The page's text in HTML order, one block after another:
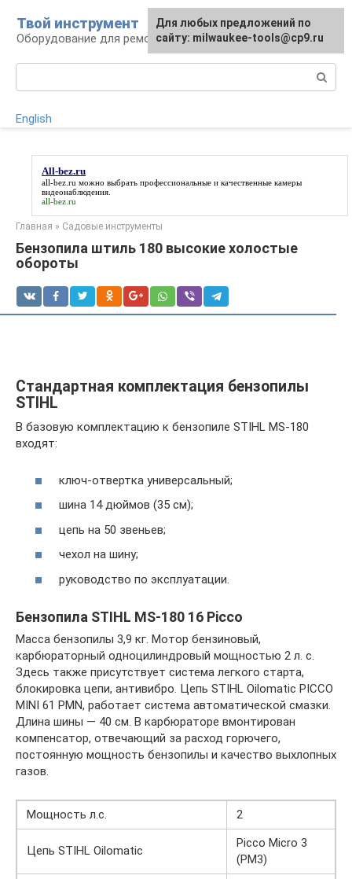
контенту
Твой инструмент
Оборудование для ремонтных работ
English
All-bez.ru
all-bez.ru можно выбрать профессиональные и качественные камеры
видеонаблюдения.
all-bez.ru
Главная » Садовые инструменты
Бензопила штиль 180 высокие холостые
обороты
Стандартная комплектация бензопилы
STIHL
В базовую комплектацию к бензопиле STIHL MS-180
входят:
ключ-отвертка универсальный;
шина 14 дюймов (35 см);
цепь на 50 звеньев;
чехол на шину;
руководство по эксплуатации.
Бензопила STIHL MS-180 16 Picco
Масса бензопилы 3,9 кг. Мотор бензиновый,
карбюраторный одноцилиндровый мощностью 2 л. с.
Здесь также присутствует система легкого старта,
блокировка цепи, антивибро. Цепь STIHL Oilomatic PICCO
MINI 61 PMN, работает система автоматической смазки.
Длина шины — 40 см. В карбюраторе вмонтирован
компенсатор, отвечающий за расход горючего,
постоянную мощность бензопилы и качество выхлопных
газов.
Мощность л.с. 2
Цепь STIHL Oilomatic
Picco Micro 3
(PM3)
Для любых предложений по
сайту: milwaukee-tools@cp9.ru